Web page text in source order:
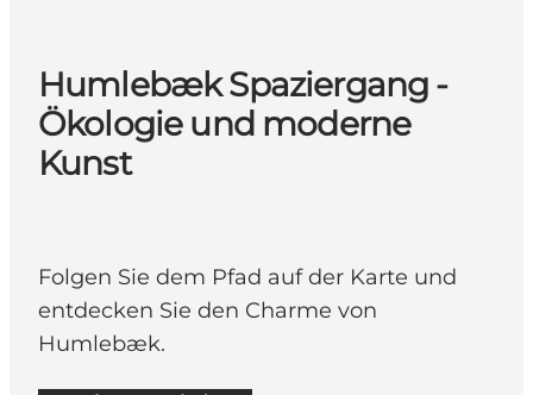
Humlebæk Spaziergang -
Ökologie und moderne
Kunst
Folgen Sie dem Pfad auf der Karte und
entdecken Sie den Charme von
Humlebæk.